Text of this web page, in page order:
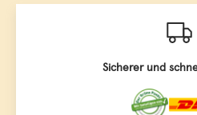
Sicherer und